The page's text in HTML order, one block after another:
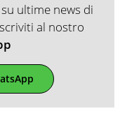
ultime news di
al nostro